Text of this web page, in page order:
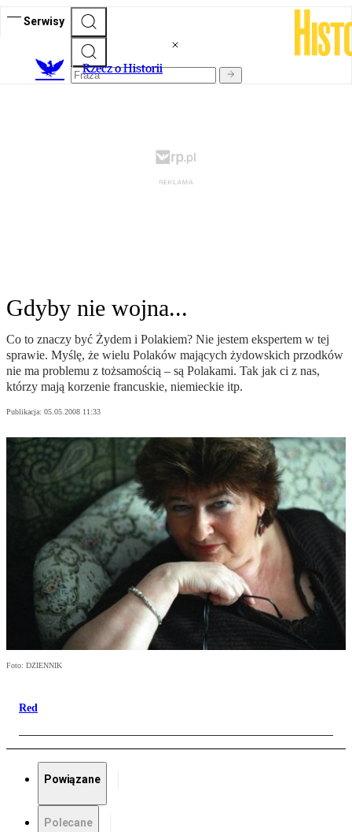
Serwisy
Rzecz o Historii
Gdyby nie wojna...
Co to znaczy być Żydem i Polakiem? Nie jestem ekspertem w tej
sprawie. Myślę, że wielu Polaków mających żydowskich przodków
nie ma problemu z tożsamością – są Polakami. Tak jak ci z nas,
którzy mają korzenie francuskie, niemieckie itp.
Publikacja: 05.05.2008 11:33
Foto: DZIENNIK
Red
Powiązane
Polecane